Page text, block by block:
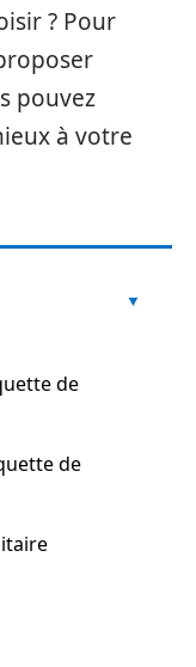
? Pour
pouvez
à votre
de
de